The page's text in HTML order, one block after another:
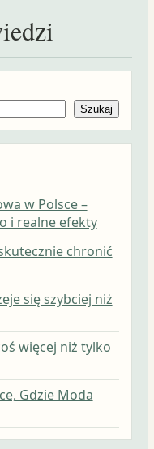
Szukaj
w Polsce –
i realne efekty
chronić
się szybciej niż
więcej niż tylko
Gdzie Moda